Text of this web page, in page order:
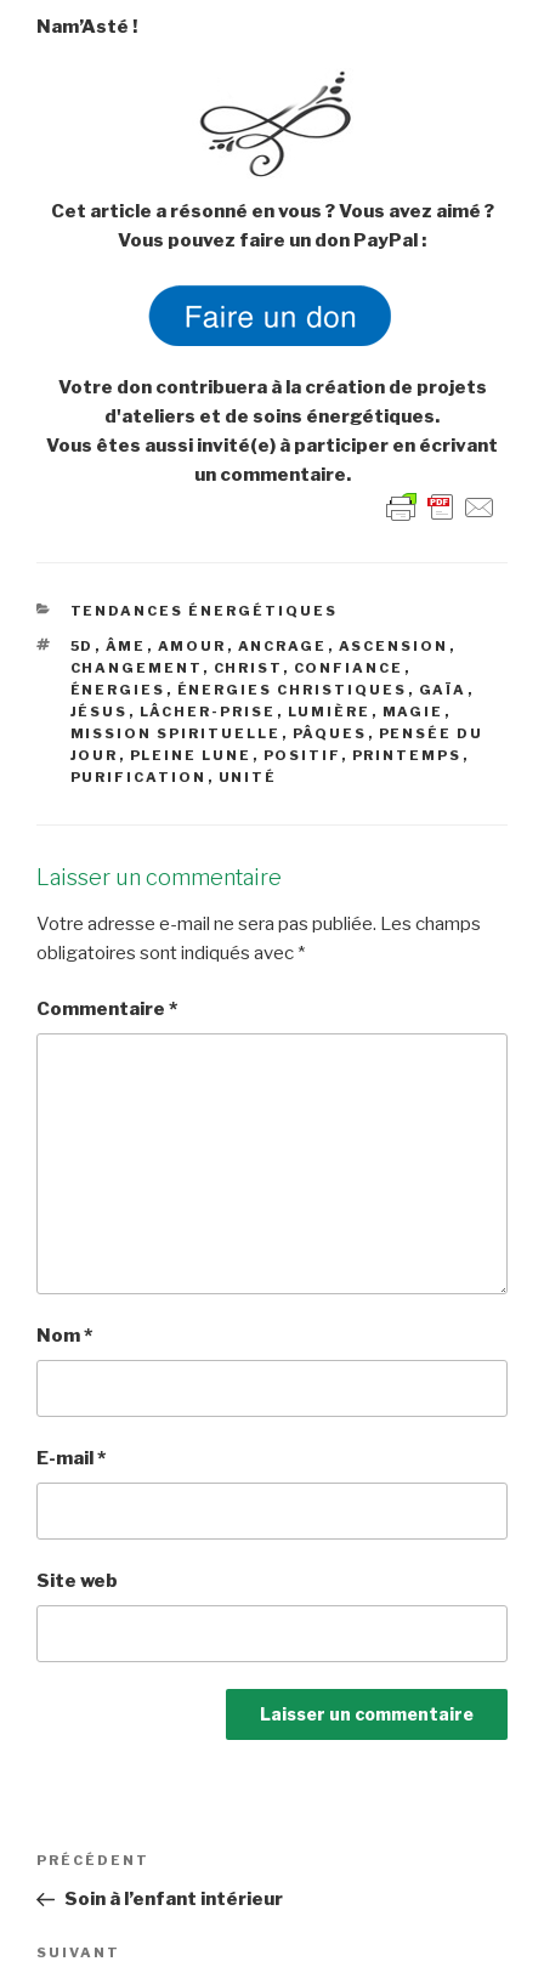
Nam’Asté !
Cet article a résonné en vous ? Vous avez aimé ?
Vous pouvez faire un don PayPal :
Votre don contribuera à la création de projets
d'ateliers et de soins énergétiques.
Vous êtes aussi invité(e) à participer en écrivant
un commentaire.
CATÉGORIES
TENDANCES ÉNERGÉTIQUES
ÉTIQUETTES
5D , ÂME , AMOUR , ANCRAGE , ASCENSION ,
CHANGEMENT , CHRIST , CONFIANCE ,
ÉNERGIES , ÉNERGIES CHRISTIQUES , GAÏA ,
JÉSUS , LÂCHER-PRISE , LUMIÈRE , MAGIE ,
MISSION SPIRITUELLE , PÂQUES , PENSÉE DU
JOUR , PLEINE LUNE , POSITIF , PRINTEMPS ,
PURIFICATION , UNITÉ
Laisser un commentaire
Votre adresse e-mail ne sera pas publiée. Les champs
obligatoires sont indiqués avec *
Commentaire *
Nom*
E-mail *
Site web
Navigation
l’article
Article
précédent
PRÉCÉDENT
Soin à l’enfant intérieur
Article
SUIVANT